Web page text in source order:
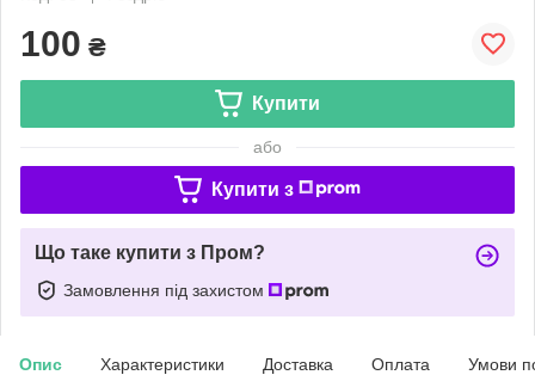
100 ₴
Купити
або
Купити з
Що таке купити з Пром?
Замовлення під захистом
Опис Характеристики Доставка Оплата Умови